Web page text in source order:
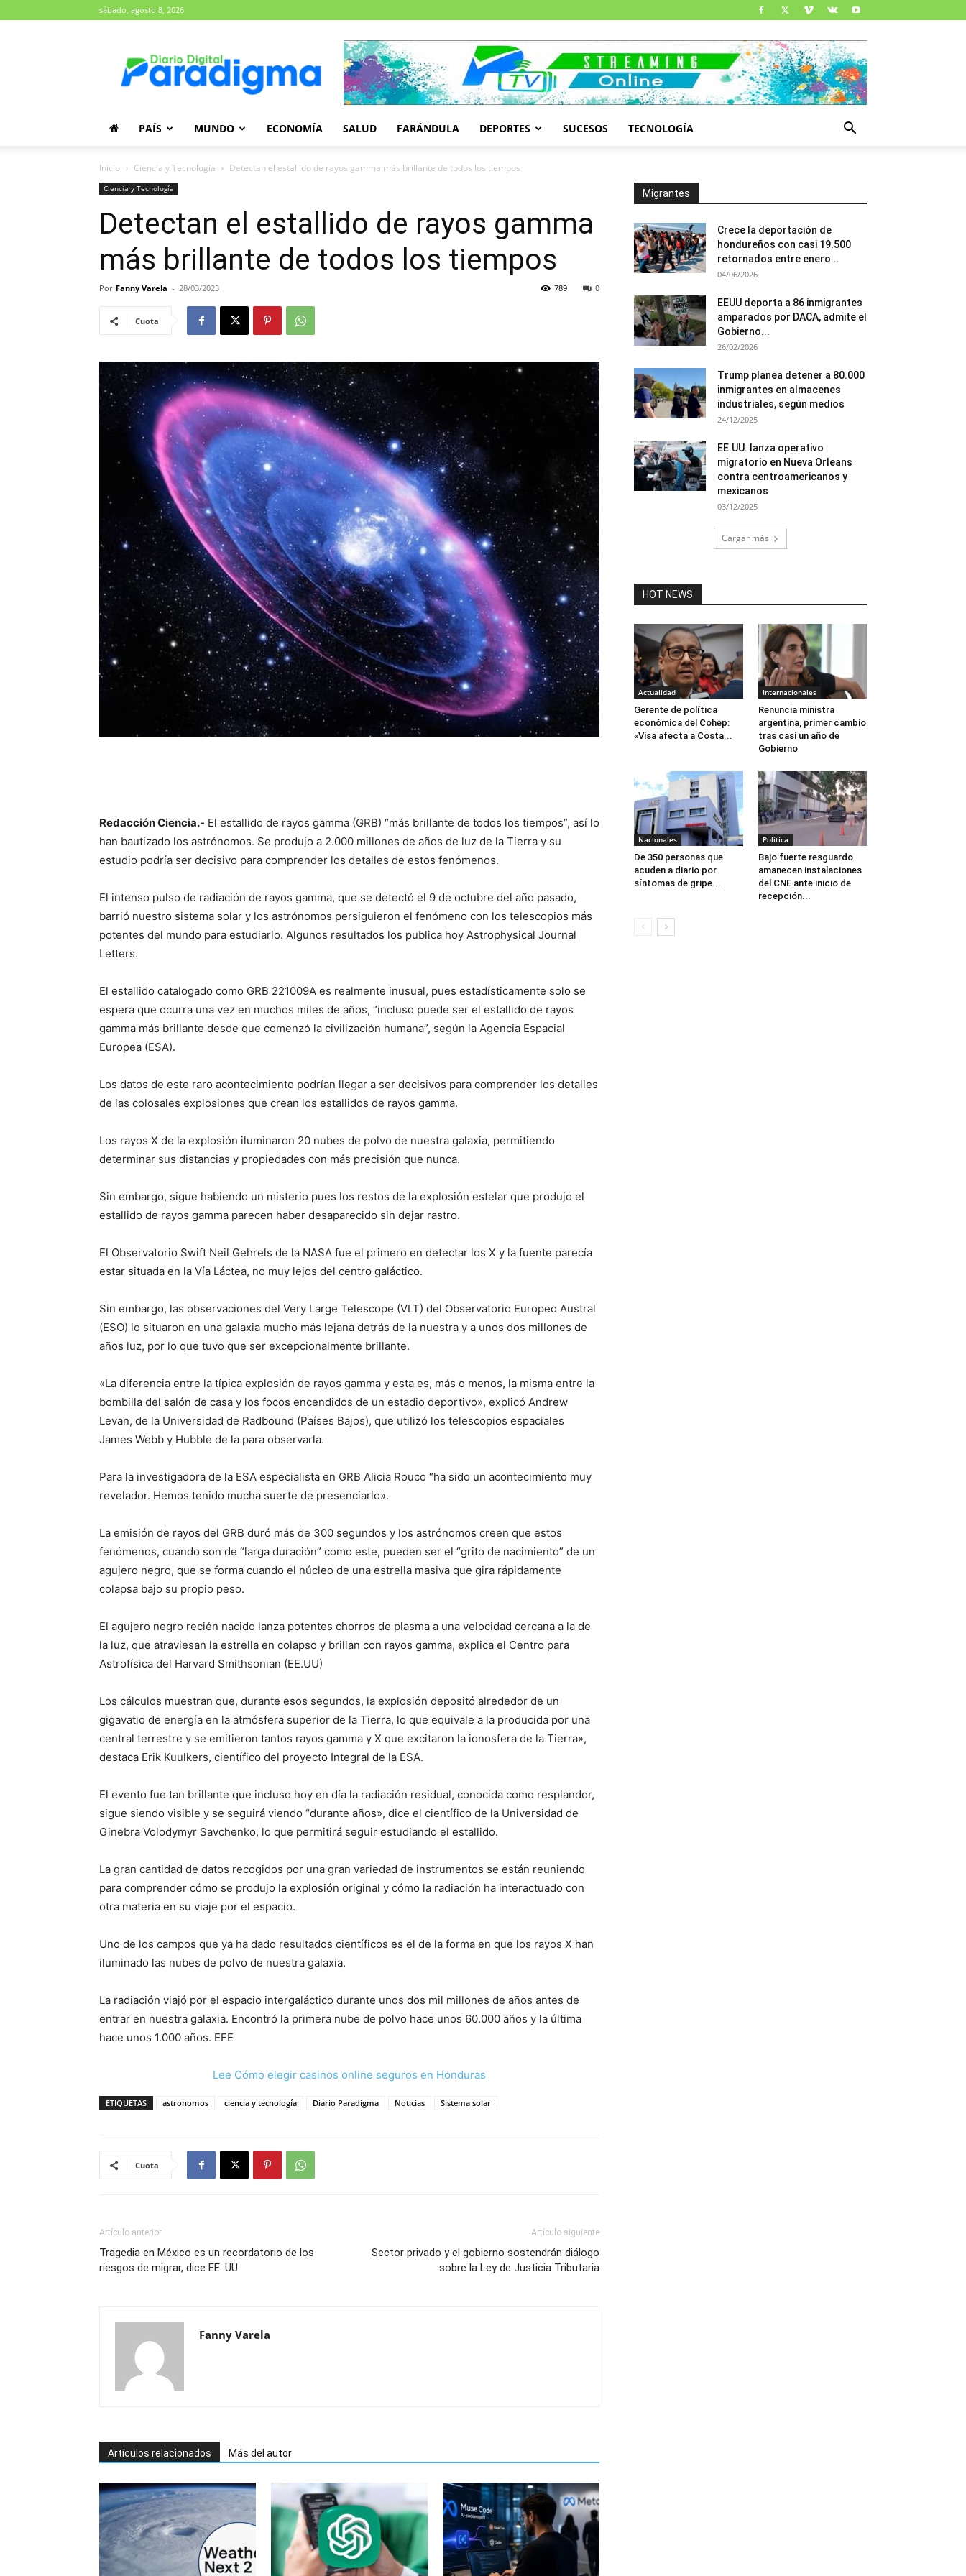
sábado, agosto 8, 2026
Paradigma
PAÍS MUNDO ECONOMÍA SALUD FARÁNDULA DEPORTES SUCESOS TECNOLOGÍA
Inicio Ciencia y Tecnología Detectan el estallido de rayos gamma más brillante de todos los tiempos
Ciencia y Tecnología
Detectan el estallido de rayos gamma
más brillante de todos los tiempos
Por Fanny Varela - 28/03/2023 0
789
Cuota
Redacción Ciencia.- El estallido de rayos gamma (GRB) “más brillante de todos los tiempos”, así lo
han bautizado los astrónomos. Se produjo a 2.000 millones de años de luz de la Tierra y su
estudio podría ser decisivo para comprender los detalles de estos fenómenos.
El intenso pulso de radiación de rayos gamma, que se detectó el 9 de octubre del año pasado,
barrió nuestro sistema solar y los astrónomos persiguieron el fenómeno con los telescopios más
potentes del mundo para estudiarlo. Algunos resultados los publica hoy Astrophysical Journal
Letters.
El estallido catalogado como GRB 221009A es realmente inusual, pues estadísticamente solo se
espera que ocurra una vez en muchos miles de años, “incluso puede ser el estallido de rayos
gamma más brillante desde que comenzó la civilización humana”, según la Agencia Espacial
Europea (ESA).
Los datos de este raro acontecimiento podrían llegar a ser decisivos para comprender los detalles
de las colosales explosiones que crean los estallidos de rayos gamma.
Los rayos X de la explosión iluminaron 20 nubes de polvo de nuestra galaxia, permitiendo
determinar sus distancias y propiedades con más precisión que nunca.
Sin embargo, sigue habiendo un misterio pues los restos de la explosión estelar que produjo el
estallido de rayos gamma parecen haber desaparecido sin dejar rastro.
El Observatorio Swift Neil Gehrels de la NASA fue el primero en detectar los X y la fuente parecía
estar situada en la Vía Láctea, no muy lejos del centro galáctico.
Sin embargo, las observaciones del Very Large Telescope (VLT) del Observatorio Europeo Austral
(ESO) lo situaron en una galaxia mucho más lejana detrás de la nuestra y a unos dos millones de
años luz, por lo que tuvo que ser excepcionalmente brillante.
«La diferencia entre la típica explosión de rayos gamma y esta es, más o menos, la misma entre la
bombilla del salón de casa y los focos encendidos de un estadio deportivo», explicó Andrew
Levan, de la Universidad de Radbound (Países Bajos), que utilizó los telescopios espaciales
James Webb y Hubble de la para observarla.
Para la investigadora de la ESA especialista en GRB Alicia Rouco “ha sido un acontecimiento muy
revelador. Hemos tenido mucha suerte de presenciarlo».
La emisión de rayos del GRB duró más de 300 segundos y los astrónomos creen que estos
fenómenos, cuando son de “larga duración” como este, pueden ser el “grito de nacimiento” de un
agujero negro, que se forma cuando el núcleo de una estrella masiva que gira rápidamente
colapsa bajo su propio peso.
El agujero negro recién nacido lanza potentes chorros de plasma a una velocidad cercana a la de
la luz, que atraviesan la estrella en colapso y brillan con rayos gamma, explica el Centro para
Astrofísica del Harvard Smithsonian (EE.UU)
Los cálculos muestran que, durante esos segundos, la explosión depositó alrededor de un
gigavatio de energía en la atmósfera superior de la Tierra, lo que equivale a la producida por una
central terrestre y se emitieron tantos rayos gamma y X que excitaron la ionosfera de la Tierra»,
destaca Erik Kuulkers, científico del proyecto Integral de la ESA.
El evento fue tan brillante que incluso hoy en día la radiación residual, conocida como resplandor,
sigue siendo visible y se seguirá viendo “durante años», dice el científico de la Universidad de
Ginebra Volodymyr Savchenko, lo que permitirá seguir estudiando el estallido.
La gran cantidad de datos recogidos por una gran variedad de instrumentos se están reuniendo
para comprender cómo se produjo la explosión original y cómo la radiación ha interactuado con
otra materia en su viaje por el espacio.
Uno de los campos que ya ha dado resultados científicos es el de la forma en que los rayos X han
iluminado las nubes de polvo de nuestra galaxia.
La radiación viajó por el espacio intergaláctico durante unos dos mil millones de años antes de
entrar en nuestra galaxia. Encontró la primera nube de polvo hace unos 60.000 años y la última
hace unos 1.000 años. EFE
Lee Cómo elegir casinos online seguros en Honduras
ETIQUETAS astronomos ciencia y tecnología Diario Paradigma Noticias Sistema solar
Cuota
Artículo anterior
Tragedia en México es un recordatorio de los
riesgos de migrar, dice EE. UU
Artículo siguiente
Sector privado y el gobierno sostendrán diálogo
sobre la Ley de Justicia Tributaria
Fanny Varela
Artículos relacionados Más del autor
Migrantes
Crece la deportación de
hondureños con casi 19.500
retornados entre enero...
04/06/2026
EEUU deporta a 86 inmigrantes
amparados por DACA, admite el
Gobierno...
26/02/2026
Trump planea detener a 80.000
inmigrantes en almacenes
industriales, según medios
24/12/2025
EE.UU. lanza operativo
migratorio en Nueva Orleans
contra centroamericanos y
mexicanos
03/12/2025
Cargar más
HOT NEWS
Actualidad
Gerente de política
económica del Cohep:
«Visa afecta a Costa...
Internacionales
Renuncia ministra
argentina, primer cambio
tras casi un año de
Gobierno
Nacionales
De 350 personas que
acuden a diario por
síntomas de gripe...
Política
Bajo fuerte resguardo
amanecen instalaciones
del CNE ante inicio de
recepción...